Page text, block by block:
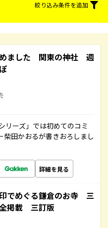
絞り込み条件を追加
ました 関東の神社 週
リーズ」では初めてのコミ
柴田かおるが書きおろしまし
詳細を見る
でめぐる鎌倉のお寺 三
掲載 三訂版